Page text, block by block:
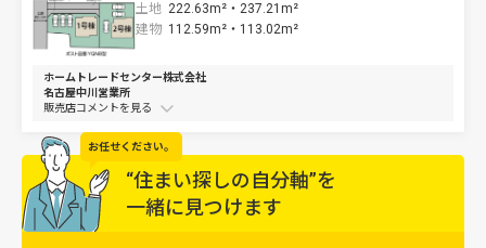
土地 222.63m²・ 237.21m²
建物 112.59m²・ 113.02m²
ホームトレードセンター株式会社
名古屋中川営業所
販売店コメントを
お任せください。
“住まい探しの自分軸”を
一緒に見つけます